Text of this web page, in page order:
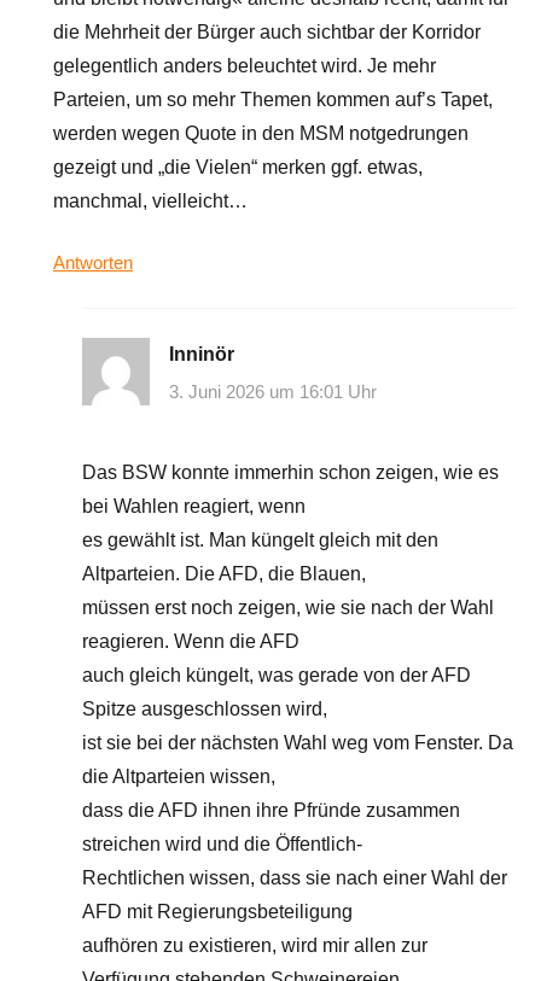
die Mehrheit der Bürger auch sichtbar der Korridor
gelegentlich anders beleuchtet wird. Je mehr
Parteien, um so mehr Themen kommen auf’s Tapet,
werden wegen Quote in den MSM notgedrungen
gezeigt und „die Vielen“ merken ggf. etwas,
manchmal, vielleicht…
Antworten
Inninör
3. Juni 2026 um 16:01 Uhr
Das BSW konnte immerhin schon zeigen, wie es
bei Wahlen reagiert, wenn
es gewählt ist. Man küngelt gleich mit den
Altparteien. Die AFD, die Blauen,
müssen erst noch zeigen, wie sie nach der Wahl
reagieren. Wenn die AFD
auch gleich küngelt, was gerade von der AFD
Spitze ausgeschlossen wird,
ist sie bei der nächsten Wahl weg vom Fenster. Da
die Altparteien wissen,
dass die AFD ihnen ihre Pfründe zusammen
streichen wird und die Öffentlich-
Rechtlichen wissen, dass sie nach einer Wahl der
AFD mit Regierungsbeteiligung
aufhören zu existieren, wird mir allen zur